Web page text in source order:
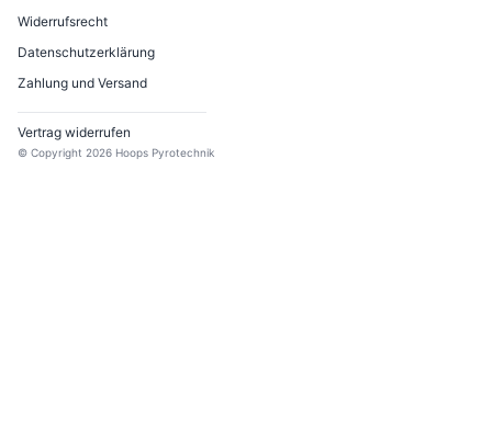
Widerrufsrecht
Datenschutzerklärung
Zahlung und Versand
Vertrag widerrufen
© Copyright 2026 Hoops Pyrotechnik